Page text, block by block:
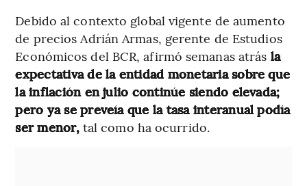
Debido al contexto global vigente de aumento
de precios Adrián Armas, gerente de Estudios
Económicos del BCR, afirmó semanas atrás la
expectativa de la entidad monetaria sobre que
la inflación en julio continúe siendo elevada;
pero ya se preveía que la tasa interanual podía
ser menor,tal como ha ocurrido.